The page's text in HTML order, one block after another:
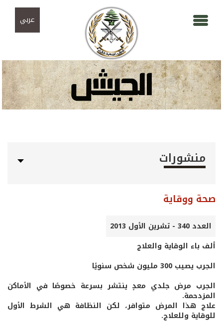
عربي
منشورات
صحة ووقاية
العدد 340 - تشرين الأول 2013
ألف باء الوقاية والعلاج
الجرب يصيب 300 مليون شخص سنويًا
الجرب مرض جلدي معدٍ ينتشر بسرعة خصوصًا في الأماكن
المزدحمة.
علاج هذا المرض متوافر، لكن النظافة هي الشرط الأول
للوقاية وللعلاج.